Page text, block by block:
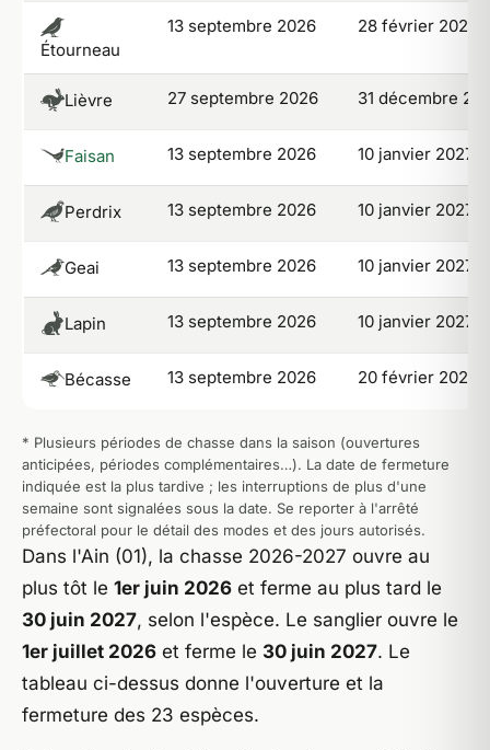
Étourneau
13 septembre 2026 28 février 2027
Lièvre 27 septembre 2026 31 décembre
Faisan 13 septembre 2026 10 janvier 2027
Perdrix 13 septembre 2026 10 janvier 2027
Geai 13 septembre 2026 10 janvier 2027
Lapin 13 septembre 2026 10 janvier 2027
Bécasse 13 septembre 2026 20 février 2027
* Plusieurs périodes de chasse dans la saison (ouvertures
anticipées, périodes complémentaires…). La date de fermeture
indiquée est la plus tardive ; les interruptions de plus d'une
semaine sont signalées sous la date. Se reporter à l'arrêté
préfectoral pour le détail des modes et des jours autorisés.
Dans l'Ain (01), la chasse 2026-2027 ouvre au
plus tôt le 1er juin 2026 et ferme au plus tard le
30 juin 2027, selon l'espèce. Le sanglier ouvre le
1er juillet 2026 et ferme le 30 juin 2027. Le
tableau ci-dessus donne l'ouverture et la
fermeture des 23 espèces.